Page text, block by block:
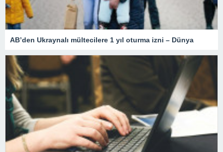
AB’den Ukraynalı mültecilere 1 yıl oturma izni – Dünya